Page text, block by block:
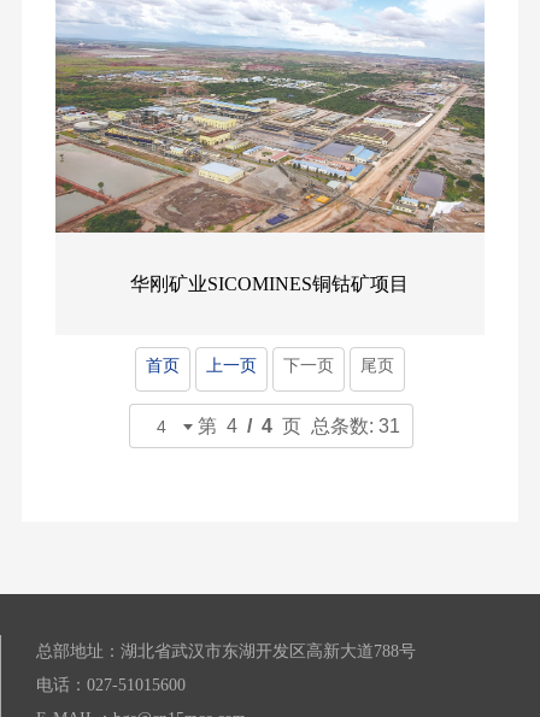
华刚矿业SICOMINES铜钴矿项目
首页 上一页 下一页 尾页
第 4 / 4 页 总条数: 31
总部地址：湖北省武汉市东湖开发区高新大道788号
电话：027-51015600